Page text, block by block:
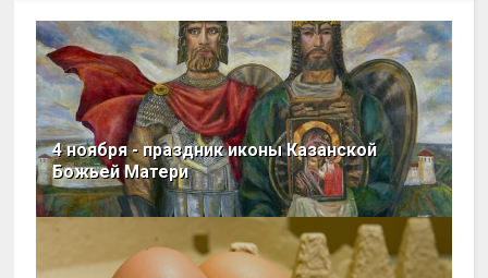
4 ноября - праздник иконы Казанской
Божьей Матери